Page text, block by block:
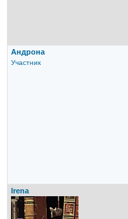
Андрона
Участник
Irena